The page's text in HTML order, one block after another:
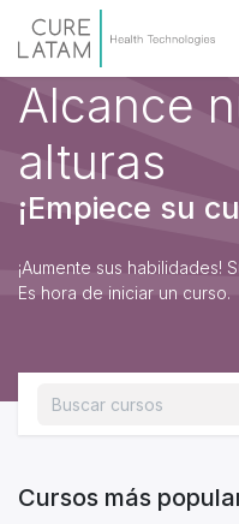
Alcance
alturas
¡Empiece su
¡Aumente sus habilidades!
Es hora de iniciar un curso.
Cursos más